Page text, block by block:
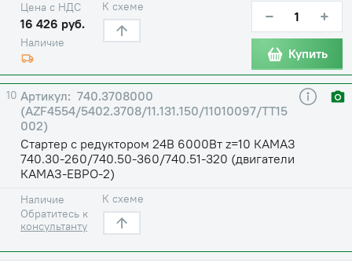
Наличие
Цена с НДС
16 426 руб.
К схеме − +
Купить
10
740.3708000
(AZF4554/5402.3708/11.131.150/11010097/TT15
002)
Стартер с редуктором 24В 6000Вт z=10 КАМАЗ
740.30-260/740.50-360/740.51-320 (двигатели
КАМАЗ-ЕВРО-2)
Наличие
Обратитесь к
консультанту
К схеме